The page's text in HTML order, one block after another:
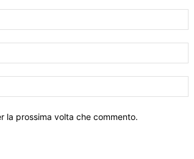
la prossima volta che commento.